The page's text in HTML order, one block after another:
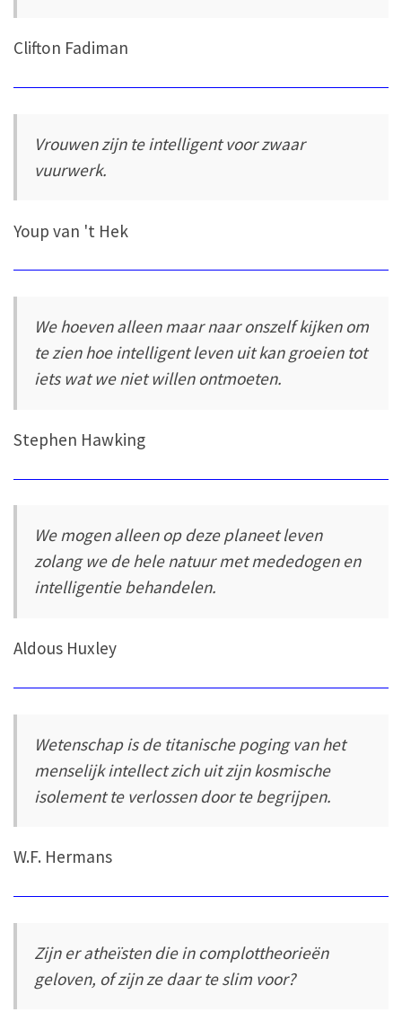
Clifton Fadiman
Vrouwen zijn te intelligent voor zwaar
vuurwerk.
Youp van 't Hek
We hoeven alleen maar naar onszelf kijken om
te zien hoe intelligent leven uit kan groeien tot
iets wat we niet willen ontmoeten.
Stephen Hawking
We mogen alleen op deze planeet leven
zolang we de hele natuur met mededogen en
intelligentie behandelen.
Aldous Huxley
Wetenschap is de titanische poging van het
menselijk intellect zich uit zijn kosmische
isolement te verlossen door te begrijpen.
W.F. Hermans
Zijn er atheïsten die in complottheorieën
geloven, of zijn ze daar te slim voor?